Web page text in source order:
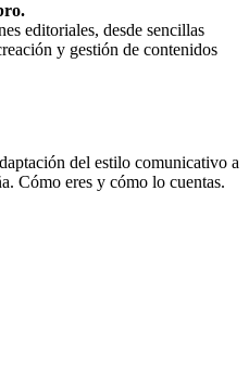
editoriales, desde sencillas
y gestión de contenidos
del estilo comunicativo a
Cómo eres y cómo lo cuentas.